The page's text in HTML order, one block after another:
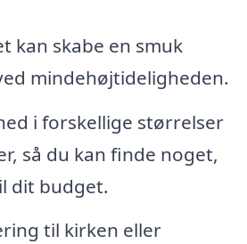
kan skabe en smuk
mindehøjtideligheden.
i forskellige størrelser
så du kan finde noget,
dit budget.
til kirken eller